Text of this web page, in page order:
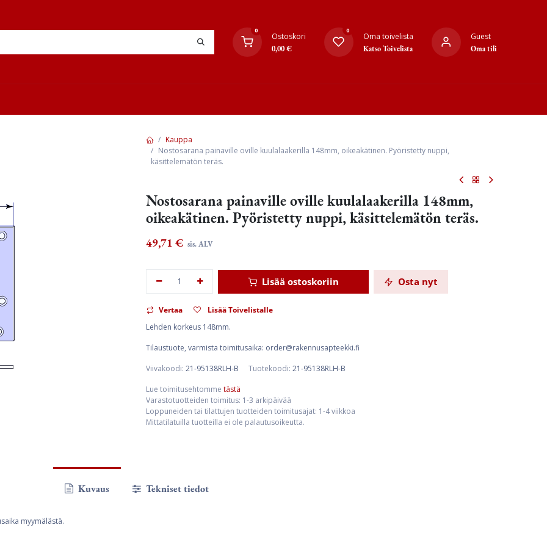
0
Ostoskori
0,00€
0
Oma toivelista
Katso Toivelista
Guest
Oma tili
Kauppa
Nostosarana painaville oville kuulalaakerilla 148mm, oikeakätinen. Pyöristetty nuppi,
käsittelemätön teräs.
Nostosarana painaville oville kuulalaakerilla 148mm,
oikeakätinen. Pyöristetty nuppi, käsittelemätön teräs.
49,71 € sis. ALV
Lisää ostoskoriin Osta nyt
Vertaa
Lisää Toivelistalle
Lehden korkeus 148mm.
Tilaustuote, varmista toimitusaika: order@rakennusapteekki.fi
Viivakoodi: 21-95138RLH-B Tuotekoodi: 21-95138RLH-B
Lue toimitusehtomme tästä
Varastotuotteiden toimitus: 1-3 arkipäivää
Loppuneiden tai tilattujen tuotteiden toimitusajat: 1-4 viikkoa
Mittatilatuilla tuotteilla ei ole palautusoikeutta.
Kuvaus Tekniset tiedot
myymälästä.